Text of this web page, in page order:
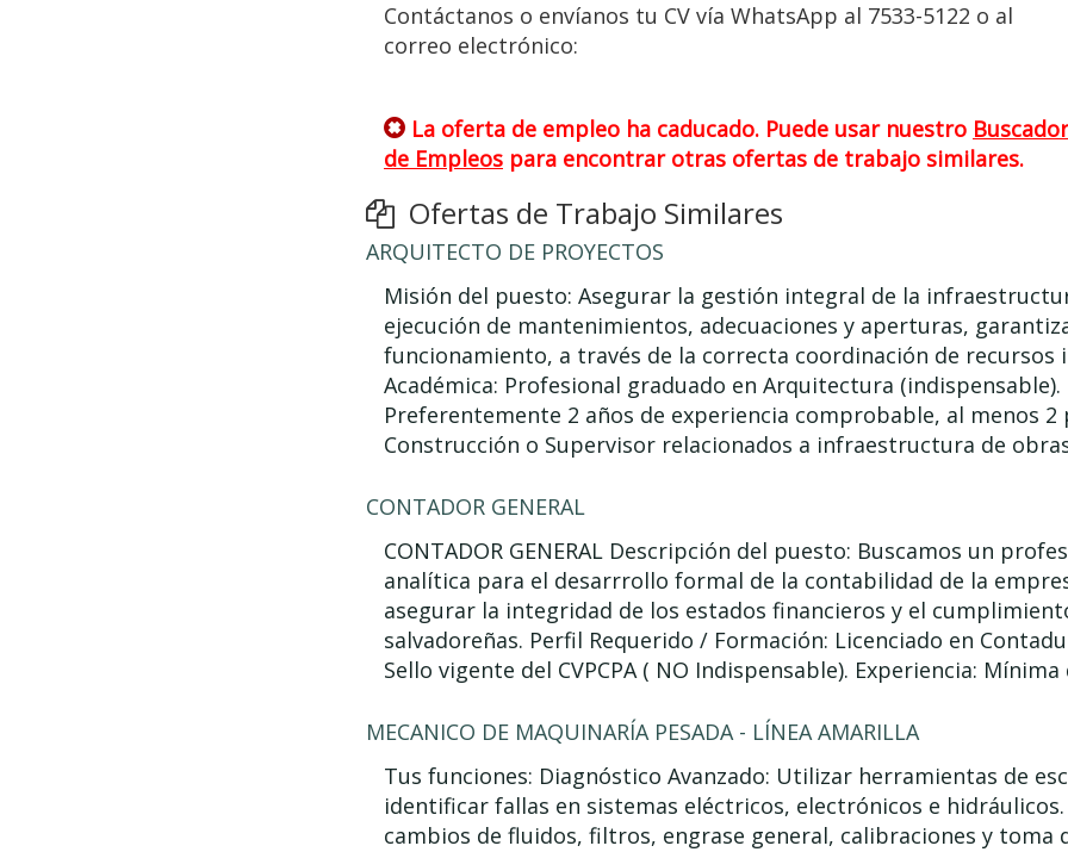
Contáctanos o envíanos tu CV vía WhatsApp al 7533-5122 o al
correo electrónico:
La oferta de empleo ha caducado. Puede usar nuestro Buscador
de Empleos para encontrar otras ofertas de trabajo similares.
Ofertas de Trabajo Similares
ARQUITECTO DE PROYECTOS
Misión del puesto: Asegurar la gestión integral de la
ejecución de mantenimientos, adecuaciones y aperturas,
funcionamiento, a través de la correcta coordinación de recursos
Académica: Profesional graduado en Arquitectura
Preferentemente 2 años de experiencia comprobable, al menos
Construcción o Supervisor relacionados a infraestructura de
CONTADOR GENERAL
CONTADOR GENERAL Descripción del puesto: Buscamos un
analítica para el desarrrollo formal de la contabilidad de la
asegurar la integridad de los estados financieros y el
salvadoreñas. Perfil Requerido / Formación: Licenciado en
Sello vigente del CVPCPA ( NO Indispensable). Experiencia:
MECANICO DE MAQUINARÍA PESADA - LÍNEA AMARILLA
Tus funciones: Diagnóstico Avanzado: Utilizar herramientas de
identificar fallas en sistemas eléctricos, electrónicos e
cambios de fluidos, filtros, engrase general, calibraciones y toma